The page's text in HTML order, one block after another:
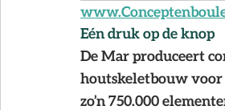
Eén druk op de knop
De Mar produceert
houtskeletbouw voor
zo’n 750.000